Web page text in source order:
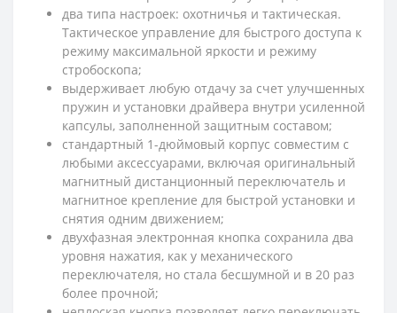
два типа настроек: охотничья и тактическая.
Тактическое управление для быстрого доступа к
режиму максимальной яркости и режиму
стробоскопа;
выдерживает любую отдачу за счет улучшенных
пружин и установки драйвера внутри усиленной
капсулы, заполненной защитным составом;
стандартный 1-дюймовый корпус совместим с
любыми аксессуарами, включая оригинальный
магнитный дистанционный переключатель и
магнитное крепление для быстрой установки и
снятия одним движением;
двухфазная электронная кнопка сохранила два
уровня нажатия, как у механического
переключателя, но стала бесшумной и в 20 раз
более прочной;